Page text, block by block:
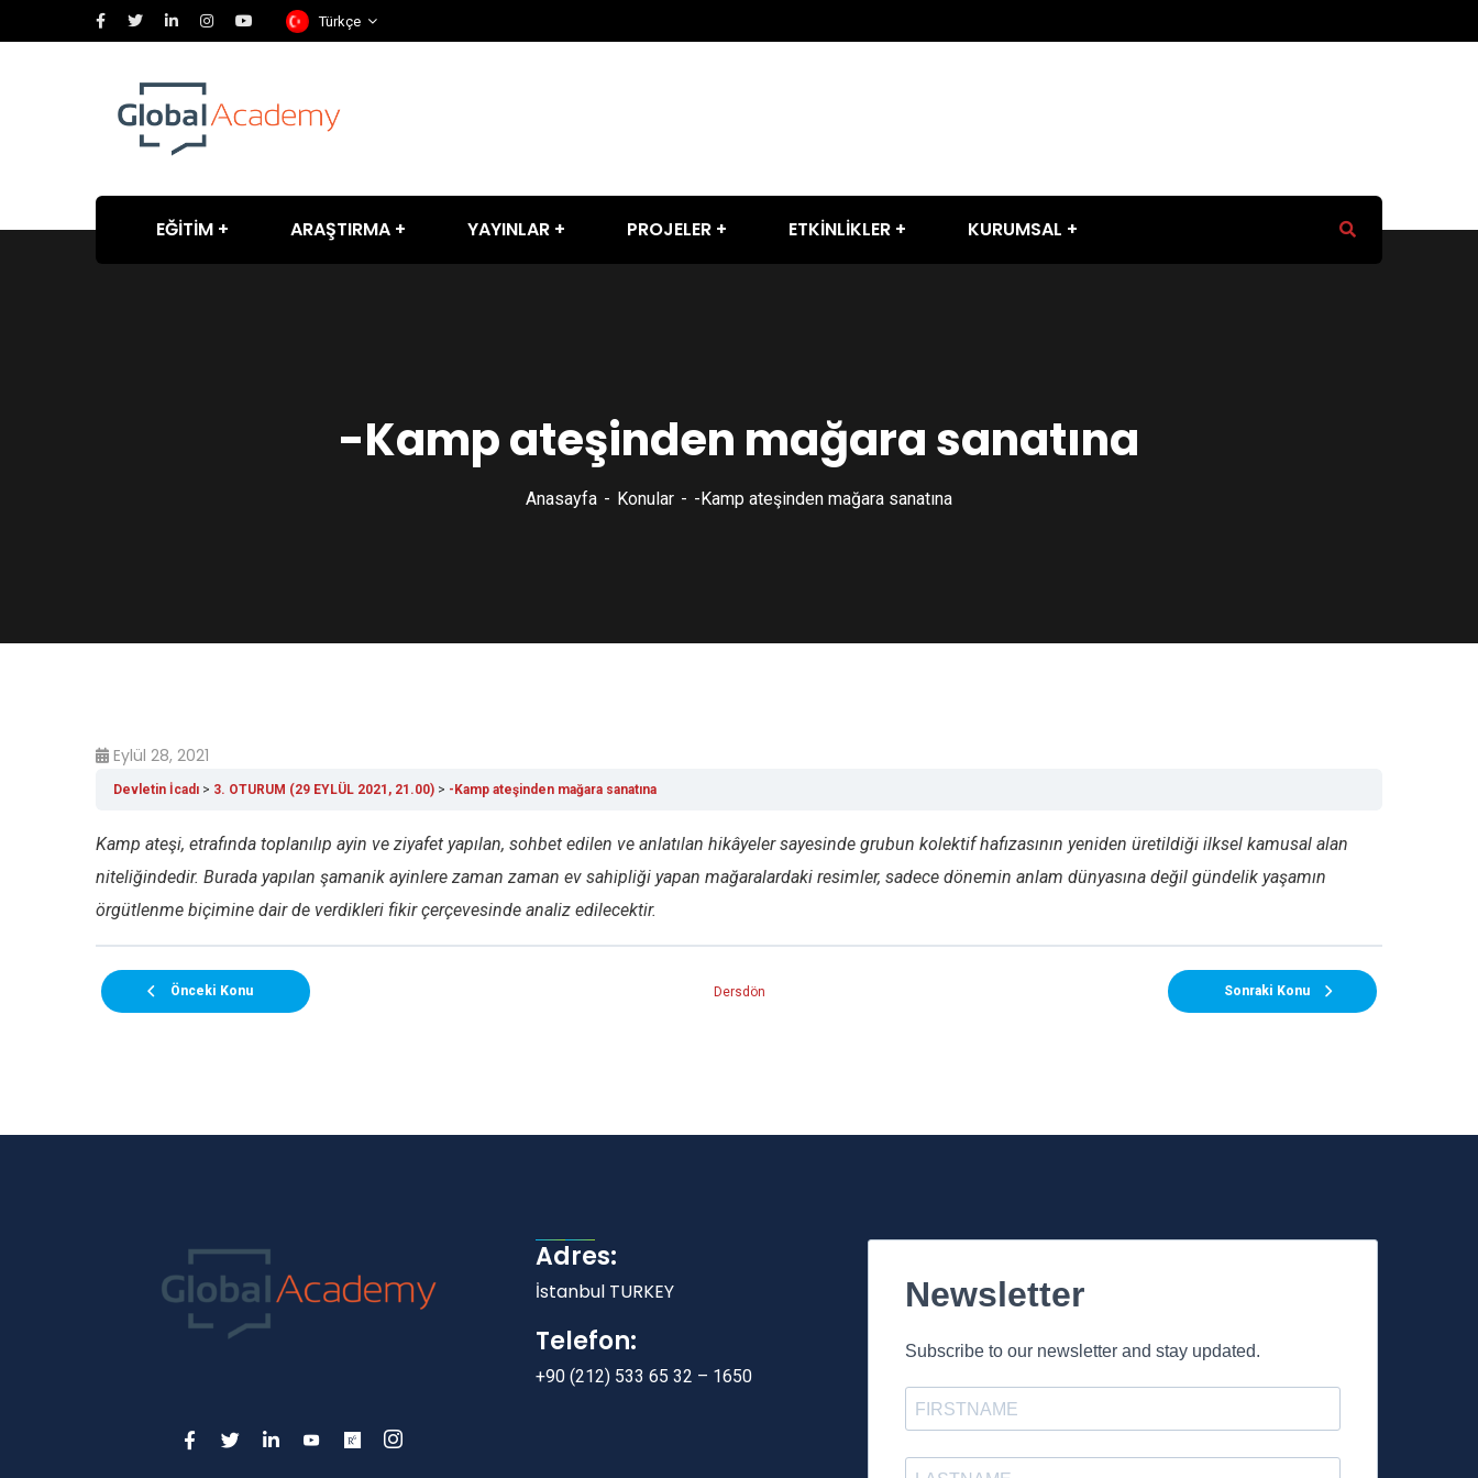
Türkçe
EĞİTİM ARAŞTIRMA YAYINLAR PROJELER ETKİNLİKLER KURUMSAL
-Kamp ateşinden mağara sanatına
Anasayfa Konular -Kamp ateşinden mağara sanatına
Eylül 28, 2021
Devletin İcadı 3. OTURUM (29 EYLÜL 2021, 21.00) -Kamp ateşinden mağara sanatına
Kamp ateşi, etrafında toplanılıp ayin ve ziyafet yapılan, sohbet edilen ve anlatılan hikâyeler sayesinde grubun kolektif hafızasının yeniden üretildiği ilksel kamusal alan
niteliğindedir. Burada yapılan şamanik ayinlere zaman zaman ev sahipliği yapan mağaralardaki resimler, sadece dönemin anlam dünyasına değil gündelik yaşamın
örgütlenme biçimine dair de verdikleri fikir çerçevesinde analiz edilecektir.
Önceki Konu Dersdön Sonraki Konu
Adres:
İstanbul TURKEY
Telefon:
+90 (212) 533 65 32 – 1650
Newsletter
Subscribe to our newsletter and stay updated.